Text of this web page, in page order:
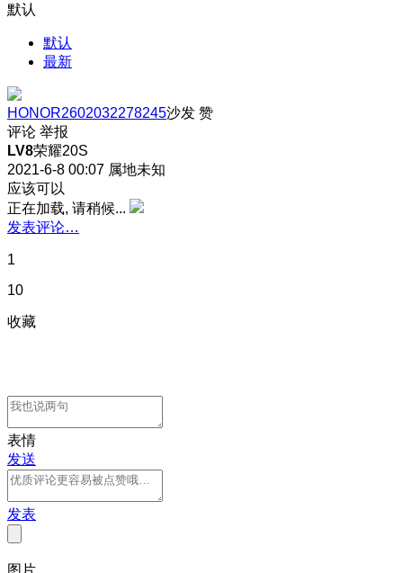
默认
默认
最新
HONOR2602032278245沙发 赞
评论 举报
LV8荣耀20S
2021-6-8 00:07 属地未知
应该可以
正在加载, 请稍候...
发表评论…
1
10
收藏
表情
发送
发表
图片